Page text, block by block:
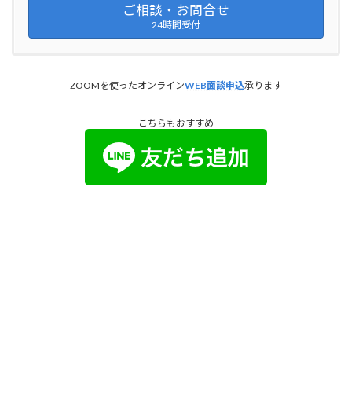
ご相談・お問合せ
24時間受付
ZOOMを使ったオンラインWEB面談申込承ります
こちらもおすすめ